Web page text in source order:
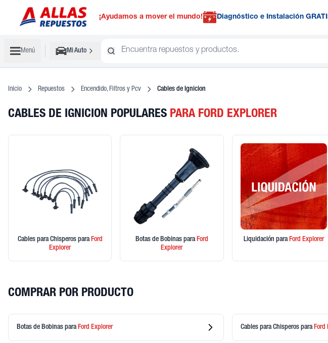
¡Ayudamos a mover el mundo! Diagnóstico e Instalación
Menú Mi Auto
Inicio Repuestos Encendido, Filtros y Pcv Cables de Ignicion
CABLES DE IGNICION POPULARES PARA FORD EXPLORER
Cables para Chisperos paraFord
Explorer
Botas de Bobinas paraFord
Explorer
Liquidación paraFord Explorer
COMPRAR POR PRODUCTO
Botas de Bobinas para Ford Explorer Cables para Chisperos para Ford